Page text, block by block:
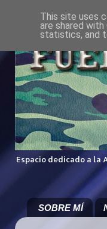
Espacio dedicado a la
SOBRE MÍ
This site uses
are shared
statistics, and